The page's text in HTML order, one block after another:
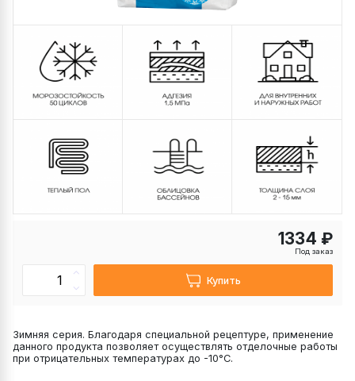
Купить
1334 ₽
Под заказ
Зимняя серия. Благодаря специальной рецептуре, применение
данного продукта позволяет осуществлять отделочные работы
при отрицательных температурах до -10°С.